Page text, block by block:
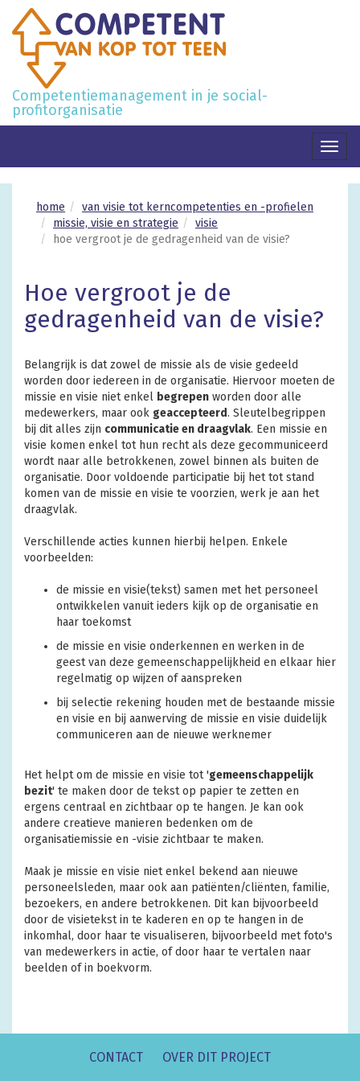
Competentiemanagement in je social-
profitorganisatie
home
van visie tot kerncompetenties en -profielen
missie, visie en strategie
visie
hoe vergroot je de gedragenheid van de visie?
Hoe vergroot je de
gedragenheid van de visie?
Belangrijk is dat zowel de missie als de visie gedeeld
worden door iedereen in de organisatie. Hiervoor moeten de
missie en visie niet enkel begrepen worden door alle
medewerkers, maar ook geaccepteerd. Sleutelbegrippen
bij dit alles zijn communicatie en draagvlak. Een missie en
visie komen enkel tot hun recht als deze gecommuniceerd
wordt naar alle betrokkenen, zowel binnen als buiten de
organisatie. Door voldoende participatie bij het tot stand
komen van de missie en visie te voorzien, werk je aan het
draagvlak.
Verschillende acties kunnen hierbij helpen. Enkele
voorbeelden:
de missie en visie(tekst) samen met het personeel
ontwikkelen vanuit ieders kijk op de organisatie en
haar toekomst
de missie en visie onderkennen en werken in de
geest van deze gemeenschappelijkheid en elkaar hier
regelmatig op wijzen of aanspreken
bij selectie rekening houden met de bestaande missie
en visie en bij aanwerving de missie en visie duidelijk
communiceren aan de nieuwe werknemer
Het helpt om de missie en visie tot 'gemeenschappelijk
bezit' te maken door de tekst op papier te zetten en
ergens centraal en zichtbaar op te hangen. Je kan ook
andere creatieve manieren bedenken om de
organisatiemissie en -visie zichtbaar te maken.
Maak je missie en visie niet enkel bekend aan nieuwe
personeelsleden, maar ook aan patiënten/cliënten, familie,
bezoekers, en andere betrokkenen. Dit kan bijvoorbeeld
door de visietekst in te kaderen en op te hangen in de
inkomhal, door haar te visualiseren, bijvoorbeeld met foto's
van medewerkers in actie, of door haar te vertalen naar
beelden of in boekvorm.
CONTACT OVER DIT PROJECT